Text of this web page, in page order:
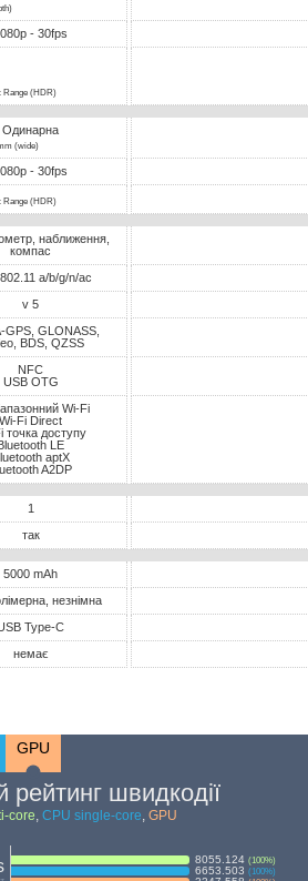
- 30fps
Range (HDR)
Одинарна
(wide)
- 30fps
Range (HDR)
наближення,
компас
a/b/g/n/ac
v 5
GPS, GLONASS,
BDS, QZSS
NFC
USB OTG
Wi-Fi
Wi-Fi Direct
точка доступу
LE
aptX
A2DP
1
так
5000 mAh
незнімна
Type-C
немає
GPU
рейтинг швидкодії
core, CPU single-core, GPU
8055.124 (100%)
6653.503 (100%)